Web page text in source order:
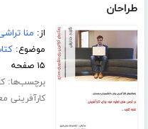
طراحان
از: منا
موضوع:
۱۵ صفحه
برچسب‌ها:
کارآفرینی